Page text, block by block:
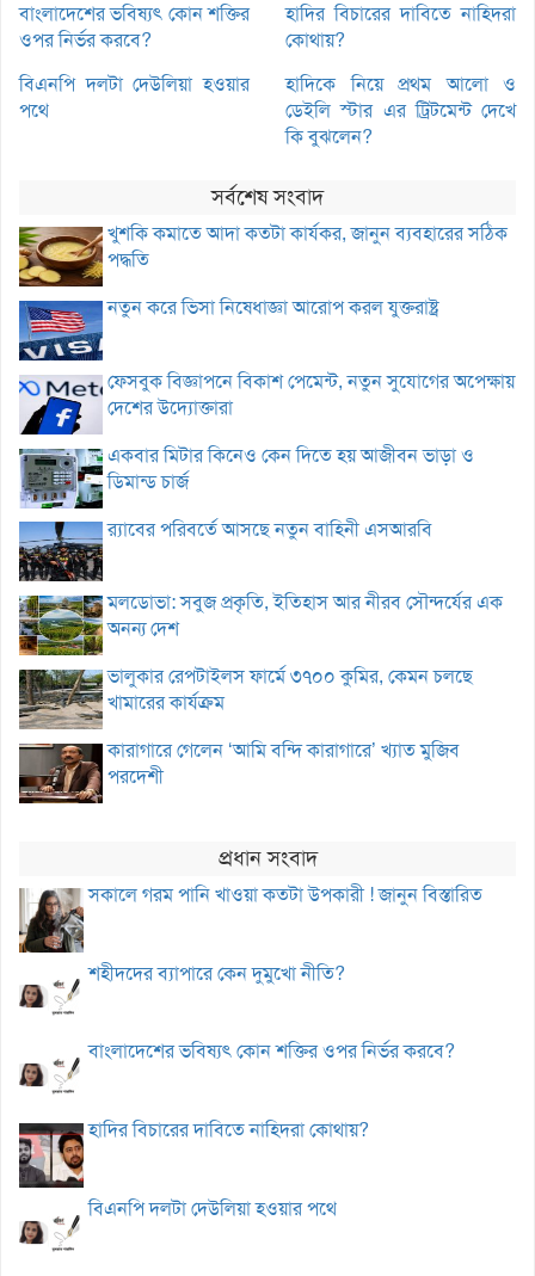
বাংলাদেশের ভবিষ্যৎ কোন শক্তির
ওপর নির্ভর করবে?
হাদির বিচারের দাবিতে নাহিদরা
কোথায়?
বিএনপি দলটা দেউলিয়া হওয়ার
পথে
হাদিকে নিয়ে প্রথম আলো ও
ডেইলি স্টার এর ট্রিটমেন্ট দেখে
কি বুঝলেন?
সর্বশেষ সংবাদ
খুশকি কমাতে আদা কতটা কার্যকর, জানুন ব্যবহারের সঠিক
পদ্ধতি
নতুন করে ভিসা নিষেধাজ্ঞা আরোপ করল যুক্তরাষ্ট্র
ফেসবুক বিজ্ঞাপনে বিকাশ পেমেন্ট, নতুন সুযোগের অপেক্ষায়
দেশের উদ্যোক্তারা
একবার মিটার কিনেও কেন দিতে হয় আজীবন ভাড়া ও
ডিমান্ড চার্জ
র‌্যাবের পরিবর্তে আসছে নতুন বাহিনী এসআরবি
মলডোভা: সবুজ প্রকৃতি, ইতিহাস আর নীরব সৌন্দর্যের এক
অনন্য দেশ
ভালুকার রেপটাইলস ফার্মে ৩৭০০ কুমির, কেমন চলছে
খামারের কার্যক্রম
কারাগারে গেলেন ‘আমি বন্দি কারাগারে’ খ্যাত মুজিব
পরদেশী
প্রধান সংবাদ
সকালে গরম পানি খাওয়া কতটা উপকারী ! জানুন বিস্তারিত
শহীদদের ব্যাপারে কেন দুমুখো নীতি?
বাংলাদেশের ভবিষ্যৎ কোন শক্তির ওপর নির্ভর করবে?
হাদির বিচারের দাবিতে নাহিদরা কোথায়?
বিএনপি দলটা দেউলিয়া হওয়ার পথে